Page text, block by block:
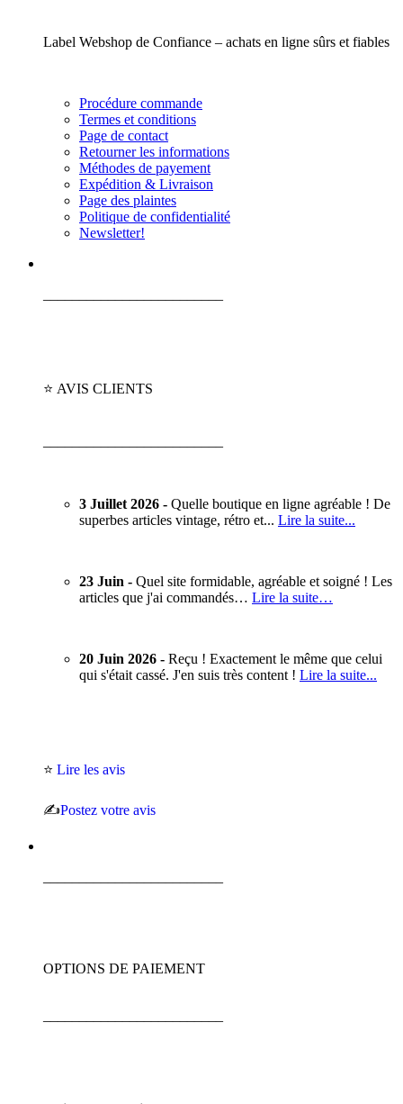
Label Webshop de Confiance – achats en ligne sûrs et fiables
Procédure commande
Termes et conditions
Page de contact
Retourner les informations
Méthodes de payement
Expédition & Livraison
Page des plaintes
Politique de confidentialité
Newsletter!
⭐ AVIS CLIENTS
3 Juillet 2026 - Quelle boutique en ligne agréable ! De
superbes articles vintage, rétro et... Lire la suite...
23 Juin - Quel site formidable, agréable et soigné ! Les
articles que j'ai commandés… Lire la suite…
20 Juin 2026 - Reçu ! Exactement le même que celui
qui s'était cassé. J'en suis très content ! Lire la suite...
⭐ Lire les avis
✍️Postez votre avis
OPTIONS DE PAIEMENT